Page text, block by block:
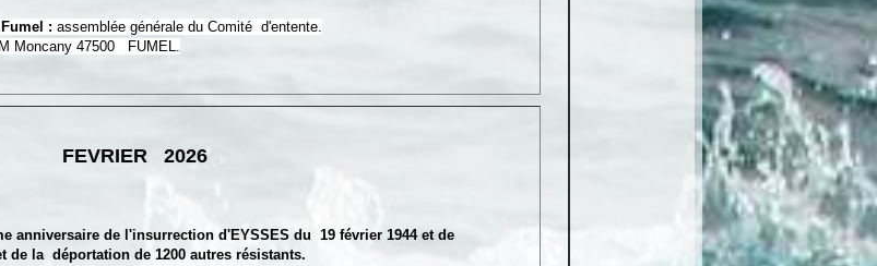
: assemblée générale du Comité d'entente.
47500 FUMEL.
FEVRIER 2026
anniversaire de l'insurrection d'EYSSES du 19 février 1944 et de
déportation de 1200 autres résistants.